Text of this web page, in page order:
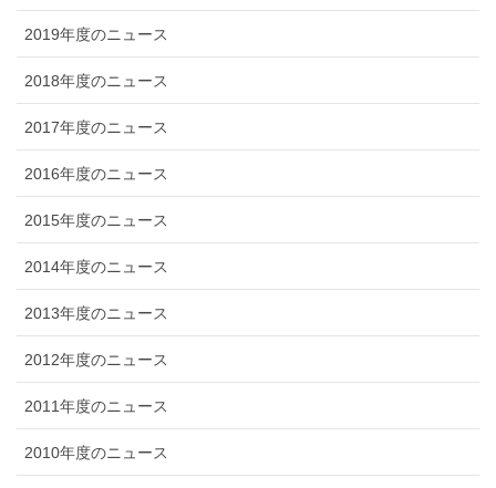
2019年度のニュース
2018年度のニュース
2017年度のニュース
2016年度のニュース
2015年度のニュース
2014年度のニュース
2013年度のニュース
2012年度のニュース
2011年度のニュース
2010年度のニュース